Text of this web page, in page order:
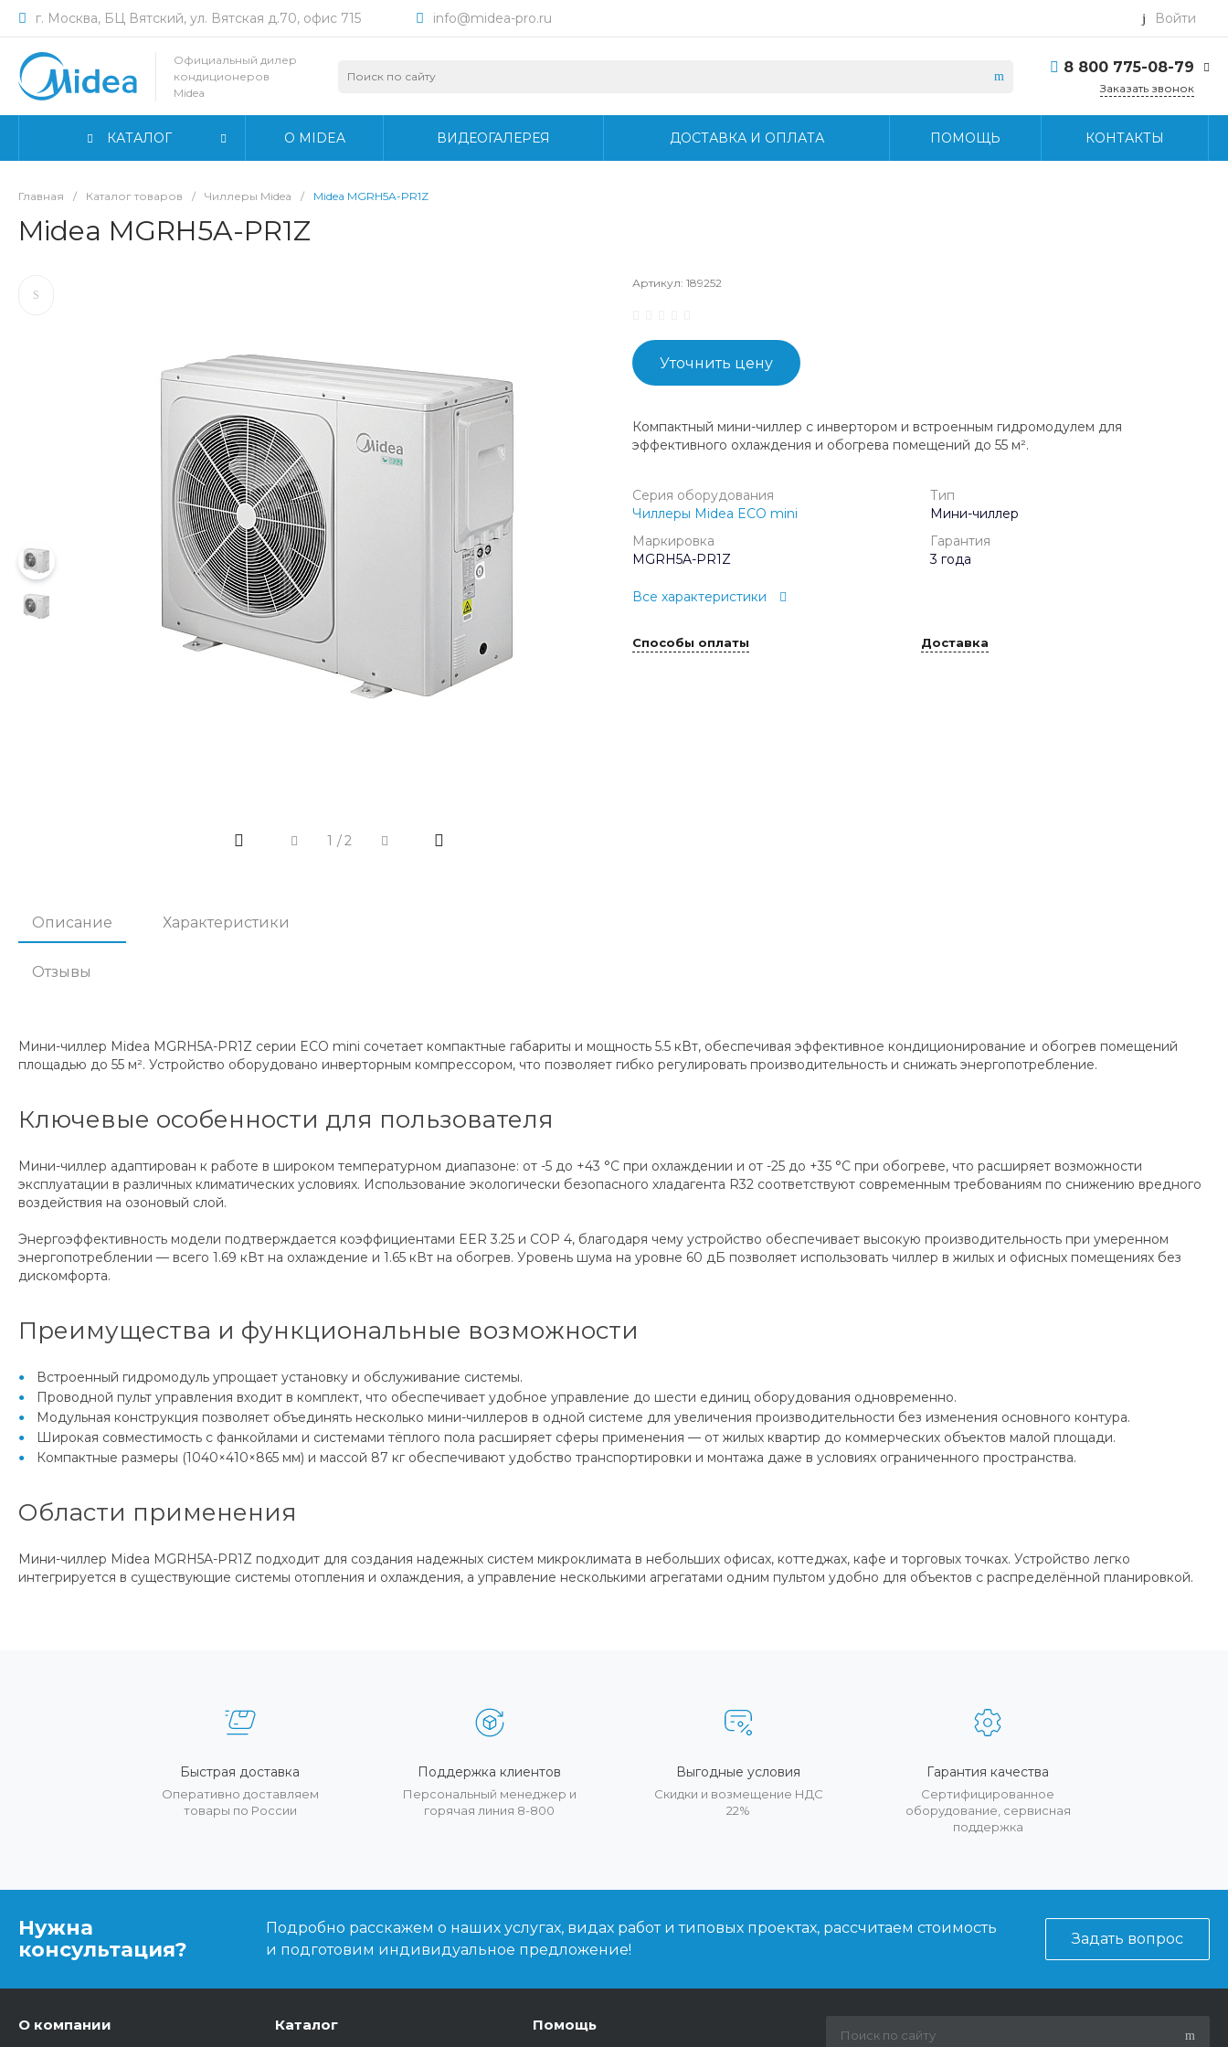
г. Москва, БЦ Вятский, ул. Вятская д.70, офис 715 info@midea-pro.ru Войти
Официальный дилер
кондиционеров
Midea
8 800 775-08-79
г. Москва, БЦ Вятский,
Заказать звонок
КАТАЛОГ О MIDEA ВИДЕОГАЛЕРЕЯ ДОСТАВКА И ОПЛАТА ПОМОЩЬ КОНТАКТЫ
Главная / Каталог товаров / Чиллеры Midea / Midea MGRH5A-PR1Z
Midea MGRH5A-PR1Z
1 /2
Артикул: 189252
Уточнить цену
Компактный мини-чиллер с инвертором и встроенным гидромодулем для
эффективного охлаждения и обогрева помещений до 55 м².
Серия оборудования
Чиллеры Midea ECO mini
Тип
Мини-чиллер
Маркировка
MGRH5A-PR1Z
Гарантия
3 года
Все характеристики
Способы оплаты Доставка
Описание Характеристики
Отзывы
Мини-чиллер Midea MGRH5A-PR1Z серии ECO mini сочетает компактные габариты и мощность 5.5 кВт, обеспечивая эффективное кондиционирование и обогрев помещений
площадью до 55 м². Устройство оборудовано инверторным компрессором, что позволяет гибко регулировать производительность и снижать энергопотребление.
Ключевые особенности для пользователя
Мини-чиллер адаптирован к работе в широком температурном диапазоне: от -5 до +43 °C при охлаждении и от -25 до +35 °C при обогреве, что расширяет возможности
эксплуатации в различных климатических условиях. Использование экологически безопасного хладагента R32 соответствуют современным требованиям по снижению вредного
воздействия на озоновый слой.
Энергоэффективность модели подтверждается коэффициентами EER 3.25 и COP 4, благодаря чему устройство обеспечивает высокую производительность при умеренном
энергопотреблении — всего 1.69 кВт на охлаждение и 1.65 кВт на обогрев. Уровень шума на уровне 60 дБ позволяет использовать чиллер в жилых и офисных помещениях без
дискомфорта.
Преимущества и функциональные возможности
Встроенный гидромодуль упрощает установку и обслуживание системы.
Проводной пульт управления входит в комплект, что обеспечивает удобное управление до шести единиц оборудования одновременно.
Модульная конструкция позволяет объединять несколько мини-чиллеров в одной системе для увеличения производительности без изменения основного контура.
Широкая совместимость с фанкойлами и системами тёплого пола расширяет сферы применения — от жилых квартир до коммерческих объектов малой площади.
Компактные размеры (1040×410×865 мм) и массой 87 кг обеспечивают удобство транспортировки и монтажа даже в условиях ограниченного пространства.
Области применения
Мини-чиллер Midea MGRH5A-PR1Z подходит для создания надежных систем микроклимата в небольших офисах, коттеджах, кафе и торговых точках. Устройство легко
интегрируется в существующие системы отопления и охлаждения, а управление несколькими агрегатами одним пультом удобно для объектов с распределённой планировкой.
Быстрая доставка
Оперативно доставляем
товары по России
Поддержка клиентов
Персональный менеджер и
горячая линия 8-800
Выгодные условия
Скидки и возмещение НДС
22%
Гарантия качества
Сертифицированное
оборудование, сервисная
поддержка
Нужна
консультация?
Подробно расскажем о наших услугах, видах работ и типовых проектах, рассчитаем стоимость
и подготовим индивидуальное предложение!
Задать вопрос
О компании Каталог Помощь